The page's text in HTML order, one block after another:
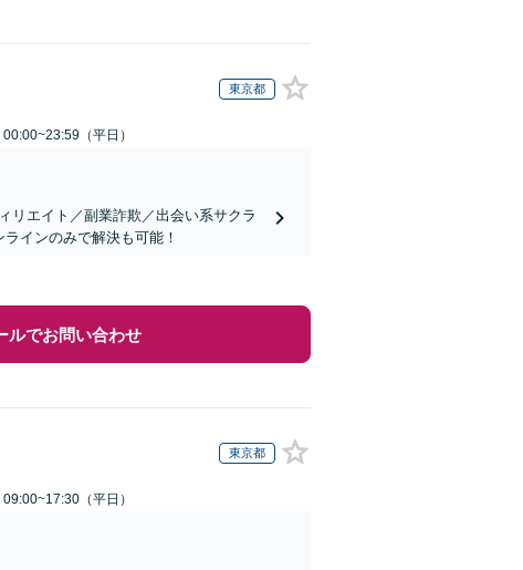
東京都
（平日）
リエイト／副業詐欺／出会い系サクラ
インのみで解決も可能！
ルでお問い合わせ
東京都
（平日）